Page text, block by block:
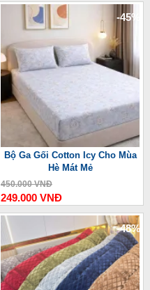
-45%
Bộ Ga Gối Cotton Icy Cho Mùa
Hè Mát Mẻ
450.000 VNĐ
249.000 VNĐ
-48%